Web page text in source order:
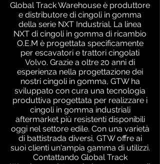
Global Track Warehouse è produttore
e distributore di cingoli in gomma
della serie NXT Industrial. La linea
NXT di cingoli in gomma di ricambio
O.E.M è progettata specificamente
per escavatori e trattori cingolati
Volvo. Grazie a oltre 20 anni di
esperienza nella progettazione dei
nostri cingoli in gomma, GTW ha
sviluppato con cura una tecnologia
produttiva progettata per realizzare i
cingoli in gomma industriali
aftermarket più resistenti disponibili
oggi nel settore edile. Con una varietà
di battistrada diversi, GTW offre ai
suoi clienti un'ampia gamma di utilizzi.
Contattando Global Track